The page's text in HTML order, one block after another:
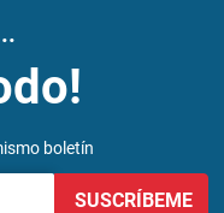
boletín
SUSCRÍBEME